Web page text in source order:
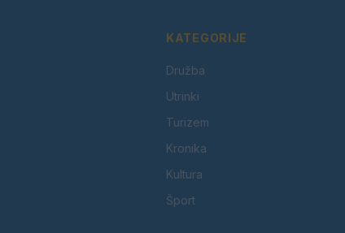
KATEGORIJE
Družba
Utrinki
Turizem
Kronika
Kultura
Šport